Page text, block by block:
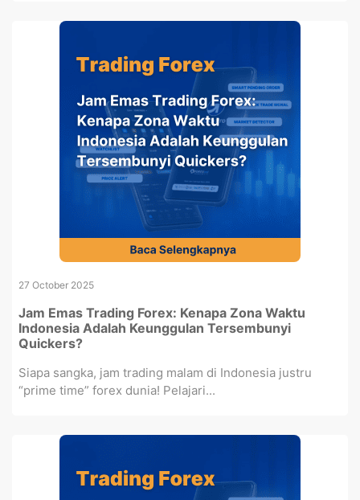
27 October 2025
Jam Emas Trading Forex: Kenapa Zona Waktu
Indonesia Adalah Keunggulan Tersembunyi
Quickers?
Siapa sangka, jam trading malam di Indonesia justru
“prime time” forex dunia! Pelajari...